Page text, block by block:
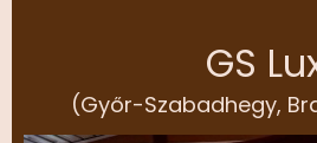
GS
(Győr-Szabadhegy,